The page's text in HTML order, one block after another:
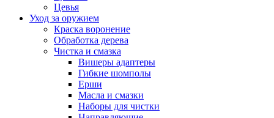
Цевья
Уход за оружием
Краска воронение
Обработка дерева
Чистка и смазка
Вишеры адаптеры
Гибкие шомполы
Ерши
Масла и смазки
Наборы для чистки